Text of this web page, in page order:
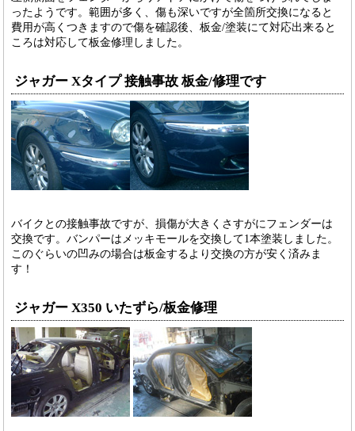
ったようです。範囲が多く、傷も深いですが全箇所交換になると
費用が高くつきますので傷を確認後、板金/塗装にて対応出来ると
ころは対応して板金修理しました。
ジャガー Xタイプ 接触事故 板金/修理です
バイクとの接触事故ですが、損傷が大きくさすがにフェンダーは
交換です。バンパーはメッキモールを交換して1本塗装しました。
このぐらいの凹みの場合は板金するより交換の方が安く済みま
す！
ジャガー X350 いたずら/板金修理